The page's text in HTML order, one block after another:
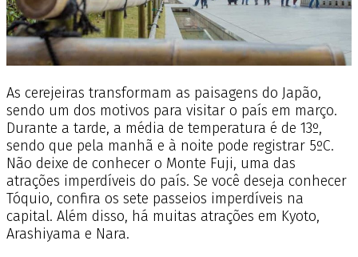
As cerejeiras transformam as paisagens do Japão,
sendo um dos motivos para visitar o país em março.
Durante a tarde, a média de temperatura é de 13º,
sendo que pela manhã e à noite pode registrar 5ºC.
Não deixe de conhecer o Monte Fuji, uma das
atrações imperdíveis do país. Se você deseja conhecer
Tóquio, confira os sete passeios imperdíveis na
capital. Além disso, há muitas atrações em Kyoto,
Arashiyama e Nara.